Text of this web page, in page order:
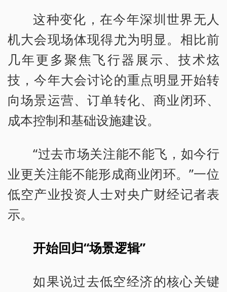
这种变化，在今年深圳世界无人
机大会现场体现得尤为明显。相比前
几年更多聚焦飞行器展示、技术炫
技，今年大会讨论的重点明显开始转
向场景运营、订单转化、商业闭环、
成本控制和基础设施建设。
“过去市场关注能不能飞，如今行
业更关注能不能形成商业闭环。”一位
低空产业投资人士对央广财经记者表
示。
开始回归“场景逻辑”
如果说过去低空经济的核心关键